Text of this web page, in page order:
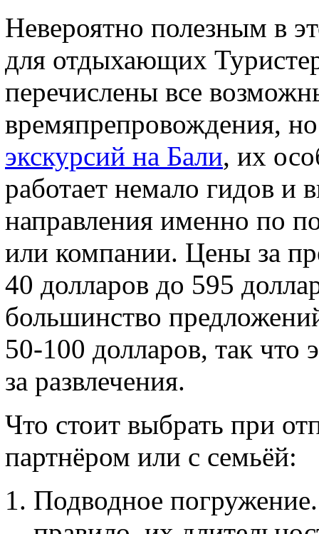
Невероятно полезным в
для отдыхающих
перечислены все
времяпрепровождения,
экскурсий на Бали, их
работает немало гидов и
направления именно по
или компании. Цены за
40 долларов до 595
большинство
50-100 долларов, так что
за развлечения.
Что стоит выбрать при
партнёром или с семьёй:
Подводное